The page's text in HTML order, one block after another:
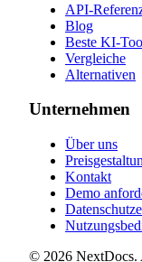
API-
Blog
Beste KI-
Vergleiche
Alternativen
Unternehmen
Über uns
Kontakt
Demo
© 2026 NextDocs.